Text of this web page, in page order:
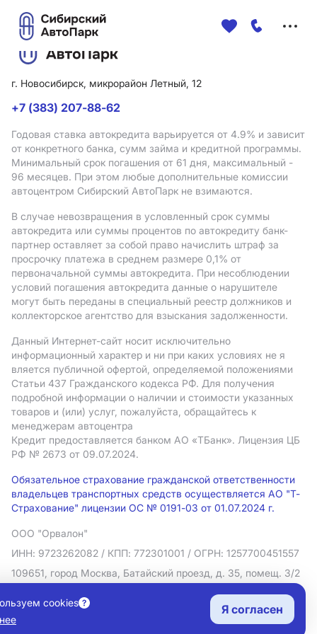
г. Новосибирск, микрорайон Летный, 12
+7 (383) 207-88-62
Годовая ставка автокредита варьируется от 4.9% и зависит
от конкретного банка, сумм займа и кредитной программы.
Минимальный срок погашения от 61 дня, максимальный -
96 месяцев. При этом любые дополнительные комиссии
автоцентром Сибирский АвтоПарк не взимаются.
В случае невозвращения в условленный срок суммы
автокредита или суммы процентов по автокредиту банк-
партнер оставляет за собой право начислить штраф за
просрочку платежа в среднем размере 0,1% от
первоначальной суммы автокредита. При несоблюдении
условий погашения автокредита данные о нарушителе
могут быть переданы в специальный реестр должников и
коллекторское агентство для взыскания задолженности.
Данный Интернет-сайт носит исключительно
информационный характер и ни при каких условиях не я
вляется публичной офертой, определяемой положениями
Статьи 437 Гражданского кодекса РФ. Для получения
подробной информации о наличии и стоимости указанных
товаров и (или) услуг, пожалуйста, обращайтесь к
менеджерам автоцентра
Кредит предоставляется банком АO «ТБанк». Лицензия ЦБ
РФ № 2673 от 09.07.2024.
Обязательное страхование гражданской ответственности
владельцев транспортных средств осуществляется АО "Т-
Страхование" лицензии ОС № 0191-03 от 01.07.2024 г.
ООО "Орвалон"
ИНН: 9723262082 / КПП: 772301001 / ОГРН: 1257700451557
109651, город Москва, Батайский проезд, д. 35, помещ. 3/2
Политика в отношении обработки персональных данных
Согласие на рекламную рассылку
Правовая информация
cookies
Я согласен